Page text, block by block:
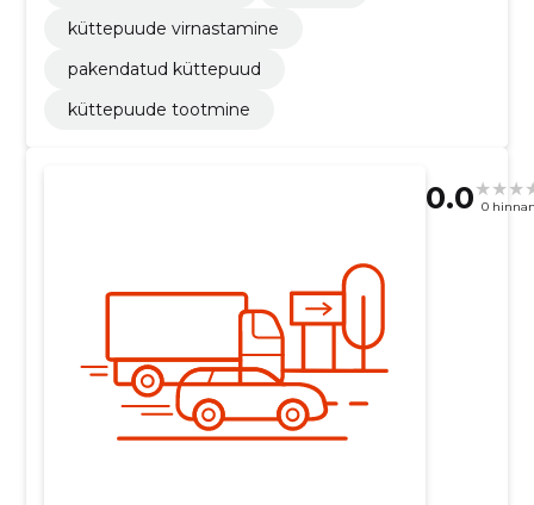
küttepuude virnastamine
pakendatud küttepuud
küttepuude tootmine
0.0 0